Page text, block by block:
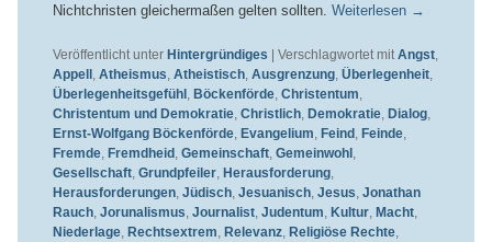
Nichtchristen gleichermaßen gelten sollten. Weiterlesen →
Veröffentlicht unter Hintergründiges | Verschlagwortet mit Angst,
Appell, Atheismus Atheistisch, Ausgrenzung, Überlegenheit,
Überlegenheitsgefühl, Böckenförde, Christentum
Christentum und Demokratie, Christlich, Demokratie, Dialog,
Ernst-Wolfgang Böckenförde, Evangelium Feind, Feinde,
Fremde, Fremdheid, Gemeinschaft, Gemeinwohl,
Gesellschaft, Grundpfeiler, Herausforderung,
Herausforderungen, Jüdisch, Jesuanisch, Jesus Jonathan
Rauch, Jorunalismus Journalist, Judentum Kultur, Macht,
Niederlage, Rechtsextrem Relevanz, Religiöse Rechte,